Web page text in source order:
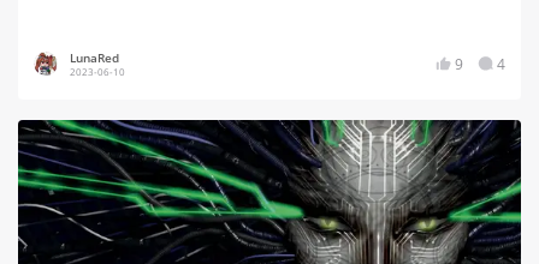
LunaRed
2023-06-10 9 4